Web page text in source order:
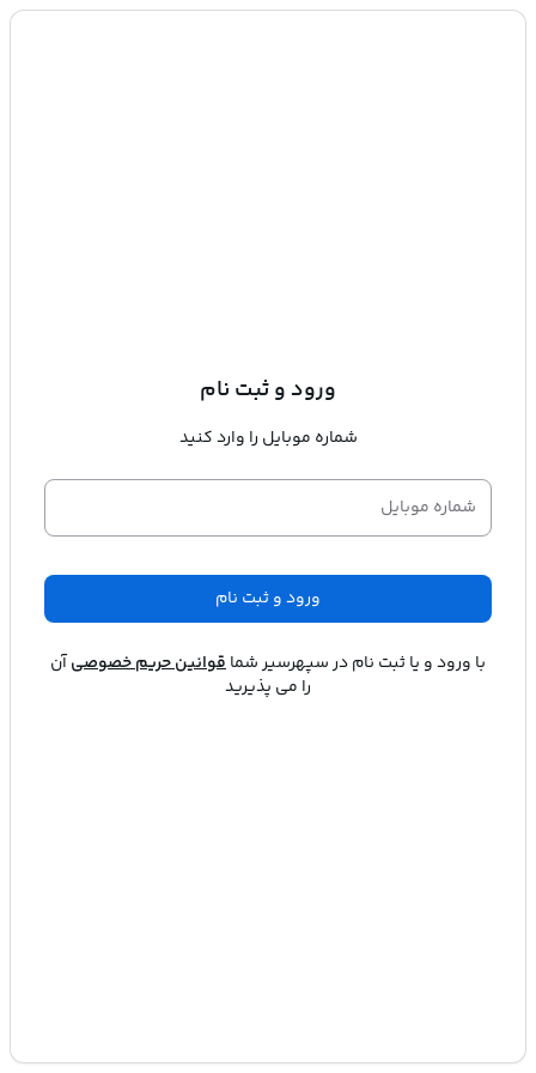
ورود و ثبت نام
شماره موبایل را وارد کنید
شماره موبایل
ورود و ثبت نام
با ورود و یا ثبت نام درسپهرسیرشماقوانین حریم خصوصیآن
را می پذیرید